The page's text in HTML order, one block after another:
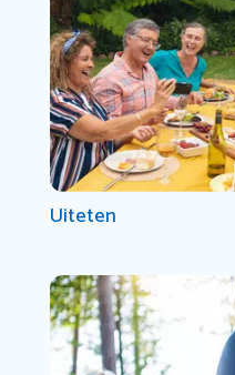
Uiteten